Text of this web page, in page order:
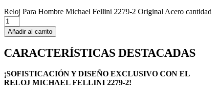
Reloj Para Hombre Michael Fellini 2279-2 Original Acero cantidad
Añadir al carrito
CARACTERÍSTICAS DESTACADAS
¡SOFISTICACIÓN Y DISEÑO EXCLUSIVO CON EL
RELOJ MICHAEL FELLINI 2279-2!